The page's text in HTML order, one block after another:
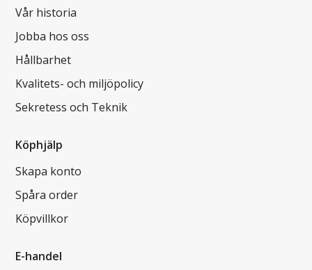
Vår historia
Jobba hos oss
Hållbarhet
Kvalitets- och miljöpolicy
Sekretess och Teknik
Köphjälp
Skapa konto
Spåra order
Köpvillkor
E-handel